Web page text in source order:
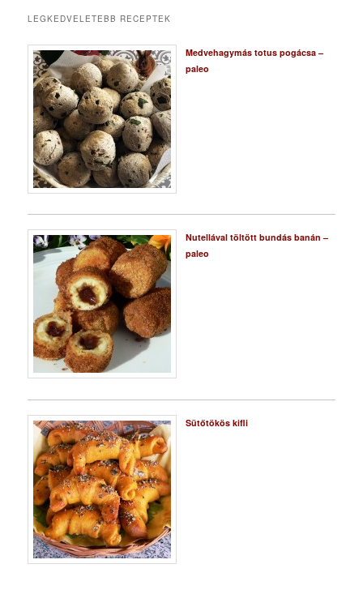
LEGKEDVELETEBB RECEPTEK
Medvehagymás totus pogácsa –
paleo
Nutellával töltött bundás banán –
paleo
Sütőtökös kifli